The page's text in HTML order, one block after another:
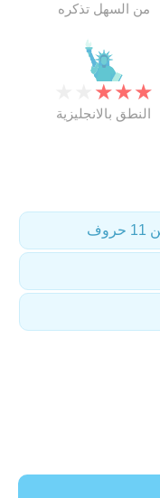
من السهل تذكره
★
★
★
النطق بالانجليزية